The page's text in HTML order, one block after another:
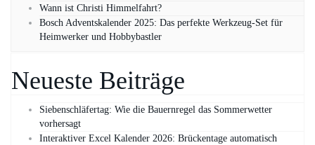
Wann ist Christi Himmelfahrt?
Bosch Adventskalender 2025: Das perfekte Werkzeug-Set für
Heimwerker und Hobbybastler
Neueste Beiträge
Siebenschläfertag: Wie die Bauernregel das Sommerwetter
vorhersagt
Interaktiver Excel Kalender 2026: Brückentage automatisch